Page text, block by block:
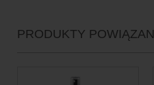
PRODUKTY